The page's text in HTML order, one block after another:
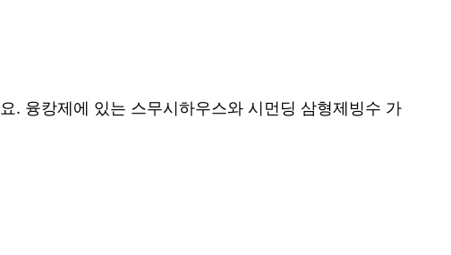
. 융캉제에 있는 스무시하우스와 시먼딩 삼형제빙수 가